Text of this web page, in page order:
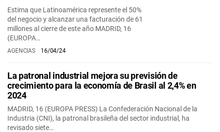
Estima que Latinoamérica represente el 50%
del negocio y alcanzar una facturación de 61
millones al cierre de este año MADRID, 16
(EUROPA…
AGENCIAS 16/04/24
La patronal industrial mejora su previsión de
crecimiento para la economía de Brasil al 2,4% en
2024
MADRID, 16 (EUROPA PRESS) La Confederación Nacional de la
Industria (CNI), la patronal brasileña del sector industrial, ha
revisado siete…